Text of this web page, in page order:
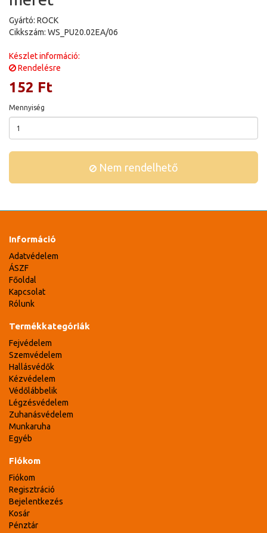
Gyártó: ROCK
Cikkszám: WS_PU20.02EA/06
Készlet információ:
Rendelésre
152 Ft
Mennyiség
Nem rendelhető
Információ
Adatvédelem
ÁSZF
Főoldal
Kapcsolat
Rólunk
Termékkategóriák
Fejvédelem
Szemvédelem
Hallásvédők
Kézvédelem
Védőlábbelik
Légzésvédelem
Zuhanásvédelem
Munkaruha
Egyéb
Fiókom
Fiókom
Regisztráció
Bejelentkezés
Kosár
Pénztár